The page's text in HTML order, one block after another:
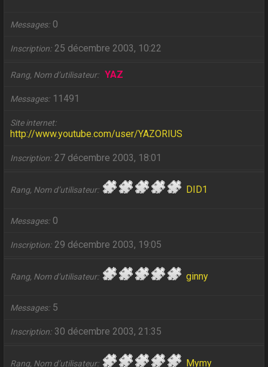
Messages 0
Inscription 25 décembre 2003, 10:22
Rang, Nom d’utilisateur YAZ
Messages 11491
Site internet
http://www.youtube.com/user/YAZORIUS
Inscription 27 décembre 2003, 18:01
Rang, Nom d’utilisateur DID1
Messages 0
Inscription 29 décembre 2003, 19:05
Rang, Nom d’utilisateur ginny
Messages 5
Inscription 30 décembre 2003, 21:35
Rang, Nom d’utilisateur Mymy